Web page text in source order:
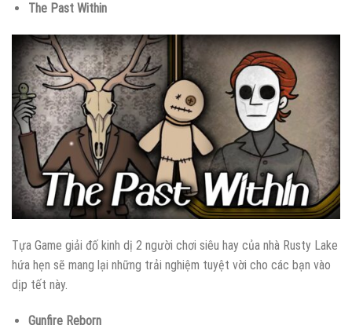
The Past Within
Tựa Game giải đố kinh dị 2 người chơi siêu hay của nhà Rusty Lake
hứa hẹn sẽ mang lại những trải nghiệm tuyệt vời cho các bạn vào
dịp tết này.
Gunfire Reborn